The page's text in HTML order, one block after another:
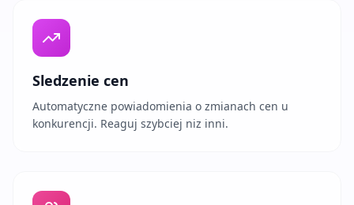
Sledzenie cen
Automatyczne powiadomienia o zmianach cen u
konkurencji. Reaguj szybciej niz inni.